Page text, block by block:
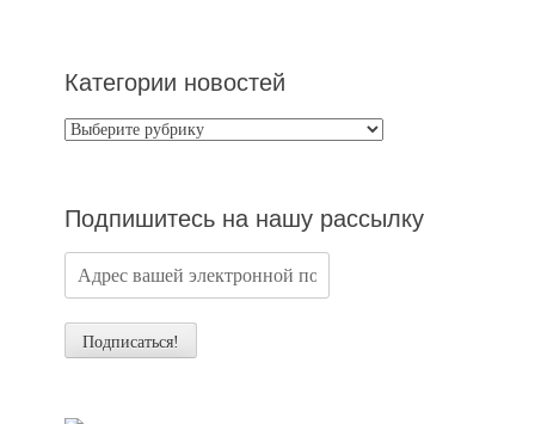
Категории новостей
Категории
Подпишитесь на нашу рассылку